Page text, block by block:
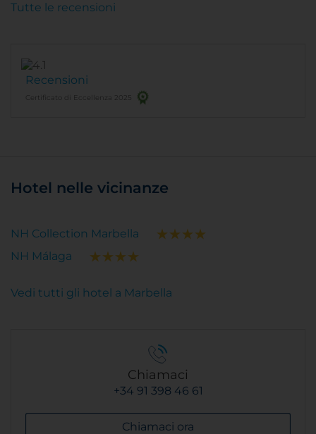
Recensioni
Certificato di Eccellenza 2025
Tutte le recensioni
Hotel nelle vicinanze
NH Collection Marbella
NH Málaga
Vedi tutti gli hotel a Marbella
Chiamaci
+34 91 398 46 61
Chiamaci ora